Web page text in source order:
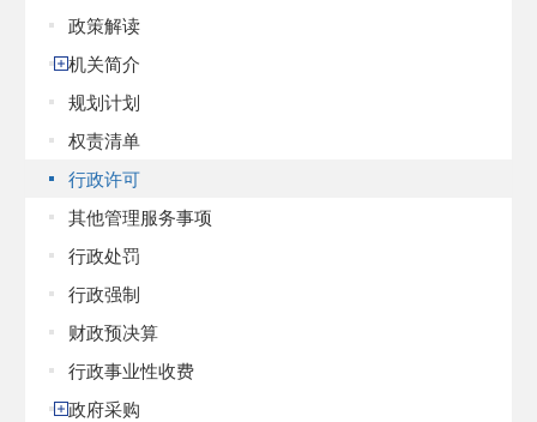
政策解读
机关简介
规划计划
权责清单
行政许可
其他管理服务事项
行政处罚
行政强制
财政预决算
行政事业性收费
政府采购